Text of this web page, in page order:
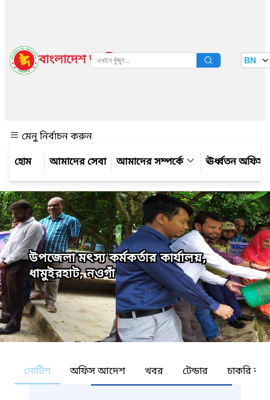
বাংলাদেশ জাতীয় তথ্য বাতায়ন BN
মেনু নির্বাচন করুন
আমাদের সেবা
আমাদের সম্পর্কে ঊর্ধ্বতন অফিস
উপজেলা মৎস্য কর্মকর্তার কার্যালয়,
ধামুইরহাট, নওগাঁ
নোটিশ অফিস আদেশ খবর টেন্ডার চাকরি